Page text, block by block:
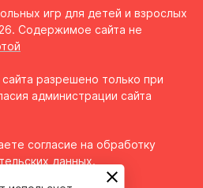
игр для детей и взрослых
Содержимое сайта не
разрешено только при
администрации сайта
согласие на обработку
данных.